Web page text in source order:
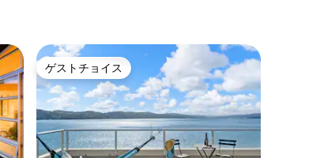
ゲストチョイス
ゲストチョイス